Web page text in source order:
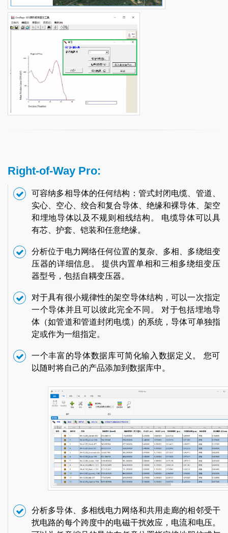
Right-of-Way Pro:
可容纳多相导体的任何结构：管式封闭电缆、管道、
实心、空心、绞合和复合导体、绝缘和裸导体、架空
和埋地导体以及不规则相线结构。 电缆导体可以具
有芯、护套、铠装和任意绝缘。
分析位于电力网络任何位置的复杂、多相、多绕组变
压器的详细信息。 提供内置单相和三相多绕组变压
器型号，包括自耦变压器。
对于具有很小规律性的架空导体结构，可以一次指定
一个导体并且可以彼此完全不同。 对于包括埋地导
体（如管道和管道封闭电缆）的系统，导体可单独指
定或作为一组指定。
一个丰富的导体数据库可简化输入数据定义。 您可
以随时将自己的产品添加到数据库中。
分析多导体、多相线电力网络和共用走廊的相邻受干
扰电路的每个跨度中的电磁干扰效应，电流和电压。